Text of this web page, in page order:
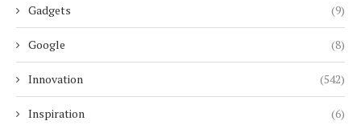
Gadgets (9)
Google (8)
Innovation (542)
Inspiration (6)